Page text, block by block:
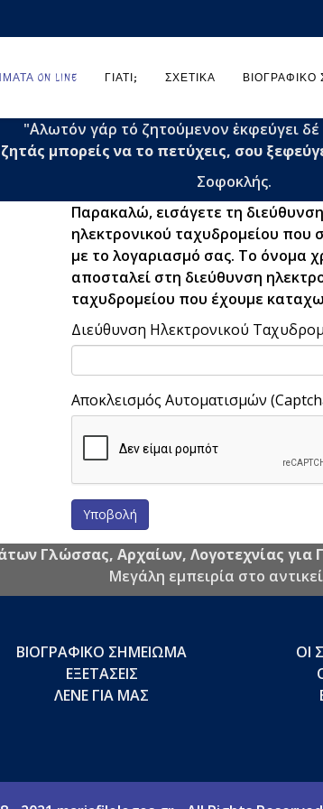
ON LINE ΓΙΑΤΊ; ΣΧΕΤΙΚΆ
"΄Aλωτόν γάρ τό ζητούμενον ἐκφεύγει
μπορείς να το πετύχεις, σου
Σοφοκλής.
Παρακαλώ, εισάγετε τη διεύθυνση
ηλεκτρονικού ταχυδρομείου που
με το λογαριασμό σας. Το όνομα
αποσταλεί στη διεύθυνση
ταχυδρομείου που έχουμε
Διεύθυνση Ηλεκτρονικού
Αποκλεισμός Αυτοματισμών
Υποβολή
Γλώσσας, Αρχαίων, Λογοτεχνίας για
Μεγάλη εμπειρία στο
ΒΙΟΓΡΑΦΙΚΟ ΣΗΜΕΙΩΜΑ
ΕΞΕΤΑΣΕΙΣ
ΛΕΝΕ ΓΙΑ ΜΑΣ
ΟΙ